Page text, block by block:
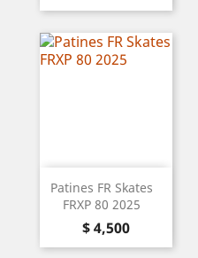
Patines FR Skates
FRXP 80 2025
Precio
$ 4,500